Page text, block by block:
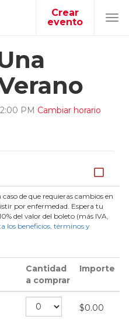
Crear
evento
:00 PM Cambiar horario
de que requieras cambios en
por enfermedad. Espera tu
del valor del boleto (más IVA,
los beneficios, términos y
Cantidad
a comprar
Importe
$0.00